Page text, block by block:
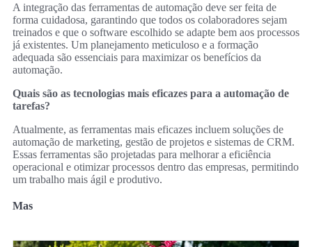
A integração das ferramentas de automação deve ser feita de
forma cuidadosa, garantindo que todos os colaboradores sejam
treinados e que o software escolhido se adapte bem aos processos
já existentes. Um planejamento meticuloso e a formação
adequada são essenciais para maximizar os benefícios da
automação.
Quais são as tecnologias mais eficazes para a automação de
tarefas?
Atualmente, as ferramentas mais eficazes incluem soluções de
automação de marketing, gestão de projetos e sistemas de CRM.
Essas ferramentas são projetadas para melhorar a eficiência
operacional e otimizar processos dentro das empresas, permitindo
um trabalho mais ágil e produtivo.
Mas